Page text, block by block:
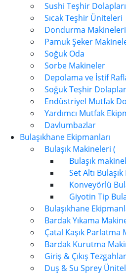
Sushi Teşhir Dolapları
Sıcak Teşhir Üniteleri
Dondurma Makineleri
Pamuk Şeker
Soğuk Oda
Sorbe Makineler
Depolama ve İstif
Soğuk Teşhir
Endüstriyel Mutfak
Yardımcı Mutfak
Davlumbazlar
Bulaşıkhane Ekipmanları
Bulaşık Makineleri (
Bulaşık
Set Altı
Konveyörlü
Giyotin Tip
Bulaşıkhane
Bardak Yıkama
Çatal Kaşık Parlatma
Bardak Kurutma
Giriş & Çıkış
Duş & Su Sprey